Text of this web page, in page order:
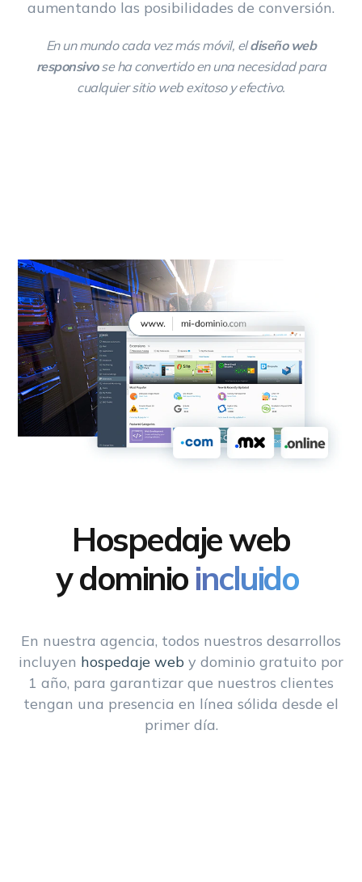
aumentando las posibilidades de conversión.
En un mundo cada vez más móvil, eldiseño web
responsivose ha convertido en una necesidad para
cualquier sitio web exitoso y efectivo.
Hospedaje web
y dominio incluido
En nuestra agencia, todos nuestros desarrollos
incluyen hospedaje web y dominio gratuito por
1 año, para garantizar que nuestros clientes
tengan una presencia en línea sólida desde el
primer día.